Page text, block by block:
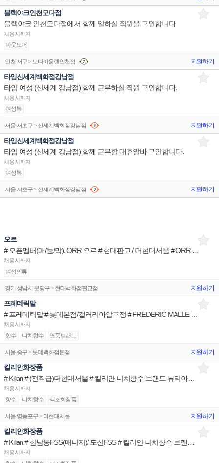
블랙야크인천모다점
블랙야크 인천모다점에서 함께 일하실 직원을 구인합니다
채용시까지
아웃도어
인천 서구 > 모다아울렛인천점 지원하기
타임신세계백화점강남점
타임 여성 (신세계 강남점) 함께 근무하실 직원 구인합니다.
채용시까지
여성복
서울 서초구 > 신세계백화점강남점 지원하기
타임신세계백화점강남점
타임 여성 (신세계 강남점) 함께 근무할 대휴알바 구인합니다.
채용시까지
여성복
서울 서초구 > 신세계백화점강남점 지원하기
오르
# 오픈멤버(매/둘/막). ORR 오르 # 현대판교 / 더현대서울 # ORR 브랜드 패션아티스트
채용시까지
여성의류
경기 성남시 분당구 > 현대백화점판교점 지원하기
프레데릭말
# 프레데릭말 # 롯데본점/갤러리아압구정 # FREDERIC MALLE 브랜드 뷰티아티스트
채용시까지
향수 니치향수 명품브랜드
서울 중구 > 롯데백화점본점 지원하기
킬리안화장품
# Kilian # (전직급)더현대서울 # 킬리안 니치향수 브랜드 뷰티아티스트
채용시까지
향수 니치향수 색조화장품
서울 영등포구 > 더현대서울 지원하기
킬리안화장품
# Kilian # 한남동FSS(매니저)/ 도산FSS # 킬리안 니치향수 브랜드 뷰티아티스트
채용시까지